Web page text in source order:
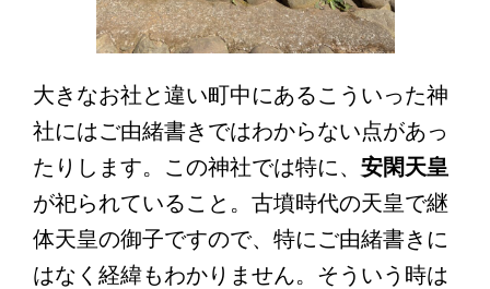
大きなお社と違い町中にあるこういった神
社にはご由緒書きではわからない点があっ
たりします。この神社では特に、 安閑天皇
が祀られていること。古墳時代の天皇で継
体天皇の御子ですので、特にご由緒書きに
はなく経緯もわかりません。そういう時は